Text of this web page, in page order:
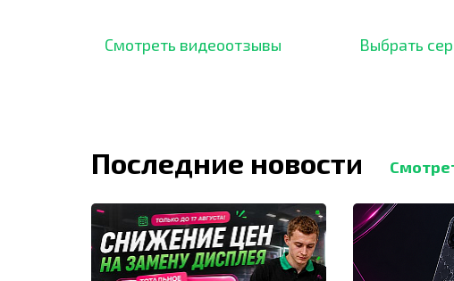
отзывов,
Смотреть видеоотзывы
опыт.
Выбрать
Последние новости